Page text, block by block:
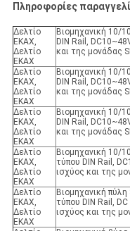
Πληροφορίες
Δελτίο
ΕΚΑΧ,
Δελτίο
ΕΚΑΧ
Βιομηχανική 10/
DIN Rail,
και της μονάδας
Δελτίο
ΕΚΑΧ,
Δελτίο
ΕΚΑΧ
Βιομηχανική 10/
DIN Rail,
και της μονάδας
Δελτίο
ΕΚΑΧ,
Δελτίο
ΕΚΑΧ
Βιομηχανική 10/
DIN Rail,
και της μονάδας
Δελτίο
ΕΚΑΧ,
Δελτίο
ΕΚΑΧ
Βιομηχανική 10/
τύπου DIN Rail,
ισχύος και της
Δελτίο
ΕΚΑΧ,
Δελτίο
ΕΚΑΧ
Βιομηχανική
τύπου DIN Rail,
ισχύος και της